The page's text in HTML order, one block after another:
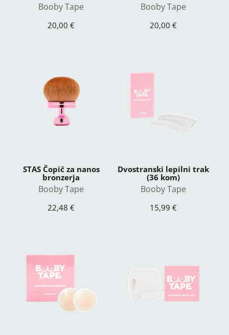
Booby Tape
20,00 €
Booby Tape
20,00 €
STAS Čopič za nanos
bronzerja
Booby Tape
22,48 €
Dvostranski lepilni trak
(36 kom)
Booby Tape
15,99 €